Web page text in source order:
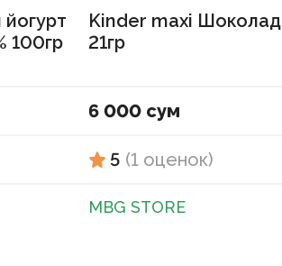
100гр
Kinder maxi Шоколад
21гр
6 000 сум
5 (1 оценок)
MBG STORE